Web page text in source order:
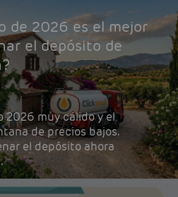
de 2026 es el mejor
el depósito de
2026 muy cálido y el
de precios bajos.
el depósito ahora